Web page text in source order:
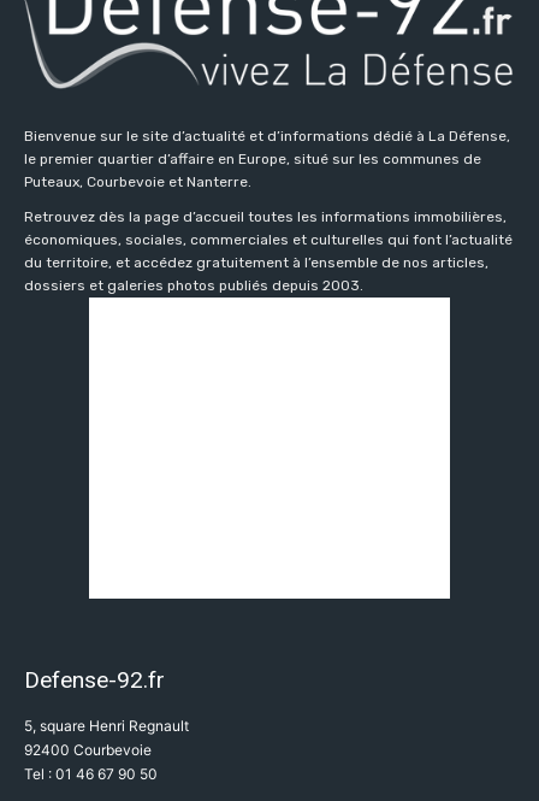
Bienvenue sur le site d’actualité et d’informations dédié à La Défense,
le premier quartier d’affaire en Europe, situé sur les communes de
Puteaux, Courbevoie et Nanterre.
Retrouvez dès la page d’accueil toutes les informations immobilières,
économiques, sociales, commerciales et culturelles qui font l’actualité
du territoire, et accédez gratuitement à l’ensemble de nos articles,
dossiers et galeries photos publiés depuis 2003.
Defense-92.fr
5, square Henri Regnault
92400 Courbevoie
Tel : 01 46 67 90 50